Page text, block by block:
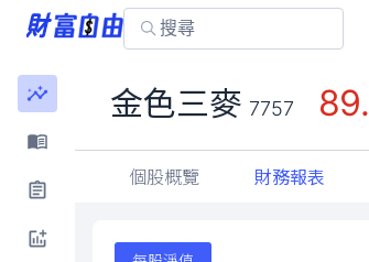
金色三麥 7757
個股概覽 財務報表